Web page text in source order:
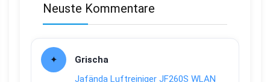
Neuste Kommentare
Grischa
Jafända Luftreiniger JF260S WLAN